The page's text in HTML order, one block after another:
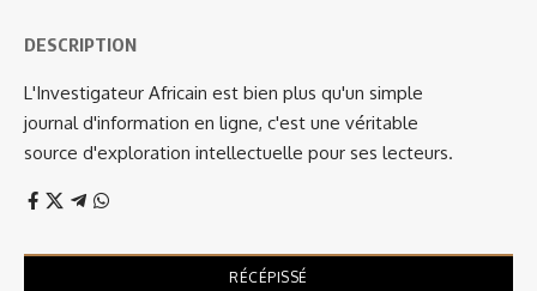
DESCRIPTION
L'Investigateur Africain est bien plus qu'un simple
journal d'information en ligne, c'est une véritable
source d'exploration intellectuelle pour ses lecteurs.
RÉCÉPISSÉ